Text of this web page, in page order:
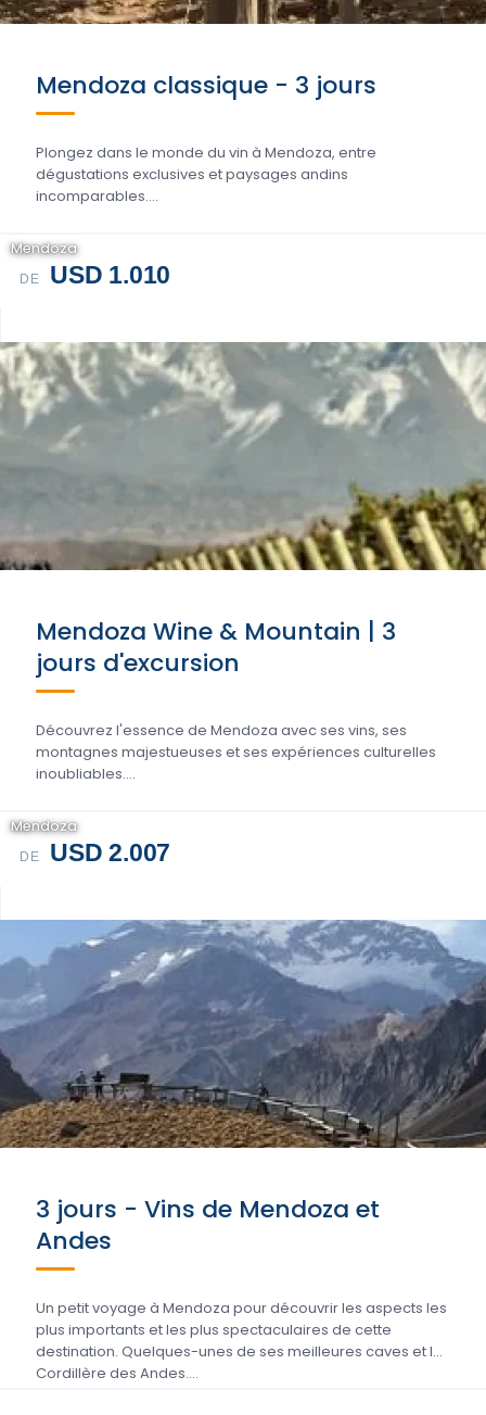
Mendoza classique - 3 jours
Plongez dans le monde du vin à Mendoza, entre
dégustations exclusives et paysages andins
incomparables....
DE USD 1.010
Mendoza
Mendoza Wine & Mountain | 3
jours d'excursion
Découvrez l'essence de Mendoza avec ses vins, ses
montagnes majestueuses et ses expériences culturelles
inoubliables....
DE USD 2.007
Mendoza
3 jours - Vins de Mendoza et
Andes
Un petit voyage à Mendoza pour découvrir les aspects les
plus importants et les plus spectaculaires de cette
destination. Quelques-unes de ses meilleures caves et la
Cordillère des Andes....